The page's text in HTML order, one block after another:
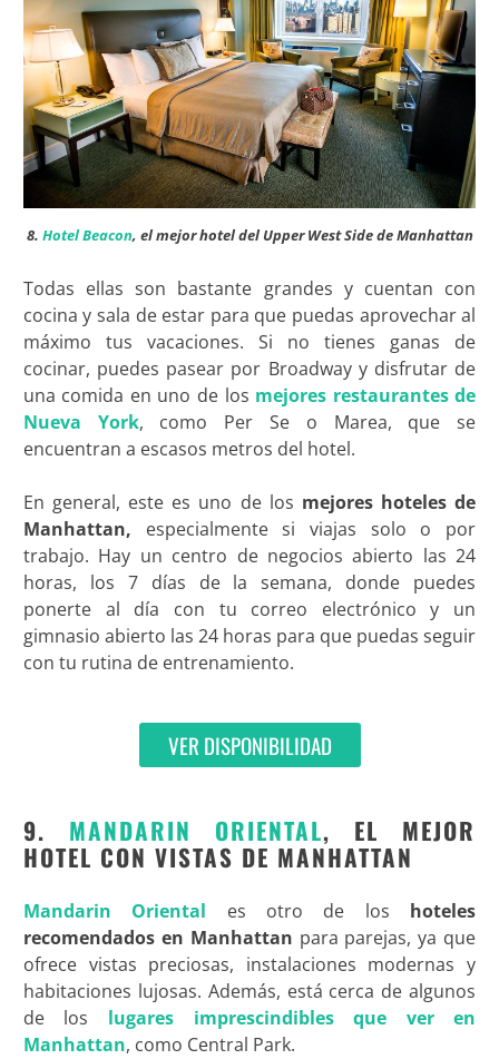
8. Hotel Beacon, el mejor hotel del Upper West Side de Manhattan
Todas ellas son bastante grandes y cuentan con
cocina y sala de estar para que puedas aprovechar al
máximo tus vacaciones. Si no tienes ganas de
cocinar, puedes pasear por Broadway y disfrutar de
una comida en uno de los mejores restaurantes de
Nueva York, como Per Se o Marea, que se
encuentran a escasos metros del hotel.
En general, este es uno de los mejores hoteles de
Manhattan, especialmente si viajas solo o por
trabajo. Hay un centro de negocios abierto las 24
horas, los 7 días de la semana, donde puedes
ponerte al día con tu correo electrónico y un
gimnasio abierto las 24 horas para que puedas seguir
con tu rutina de entrenamiento.
VER DISPONIBILIDAD
9. MANDARIN ORIENTAL, EL MEJOR
HOTEL CON VISTAS DE MANHATTAN
Mandarin Oriental es otro de los hoteles
recomendados en Manhattan para parejas, ya que
ofrece vistas preciosas, instalaciones modernas y
habitaciones lujosas. Además, está cerca de algunos
de los lugares imprescindibles que ver en
Manhattan, como Central Park.